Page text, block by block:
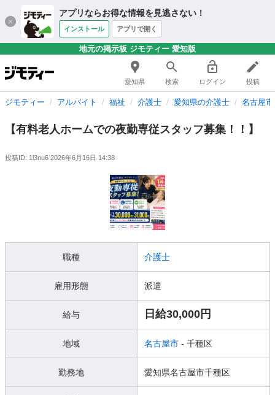
アプリならお得な情報を見逃さない！
インストール アプリで開く
地元の掲示板 ジモティー 愛知版
愛知県 検索 ログイン 投稿
ジモティー アルバイト 福祉 介護士 愛知県の介護士 名古屋
【有料老人ホームでの夜勤専従スタッフ募集！！】
投稿ID: 1i3nu6 2026年6月16日 14:38
職種 介護士
雇用形態 派遣
給与 日給30,000円
地域 名古屋市 - 千種区
勤務地 愛知県名古屋市千種区